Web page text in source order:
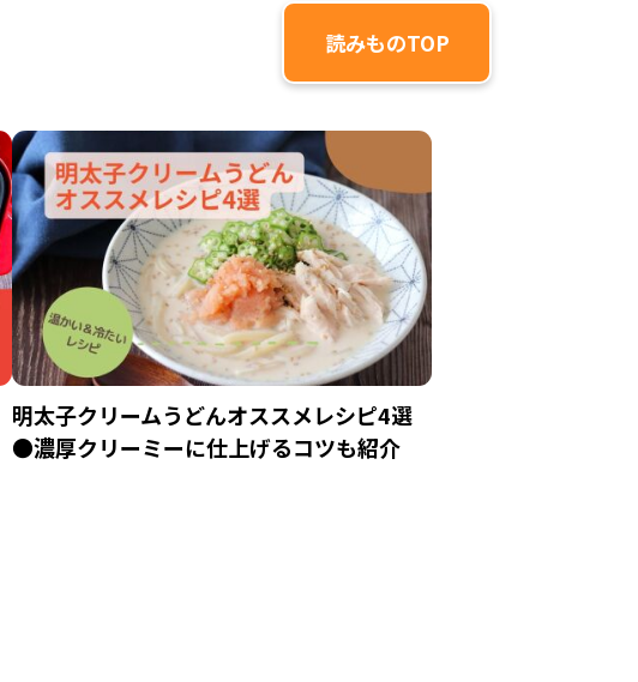
読みものTOP
明太子クリームうどんオススメレシピ4選
●濃厚クリーミーに仕上げるコツも紹介